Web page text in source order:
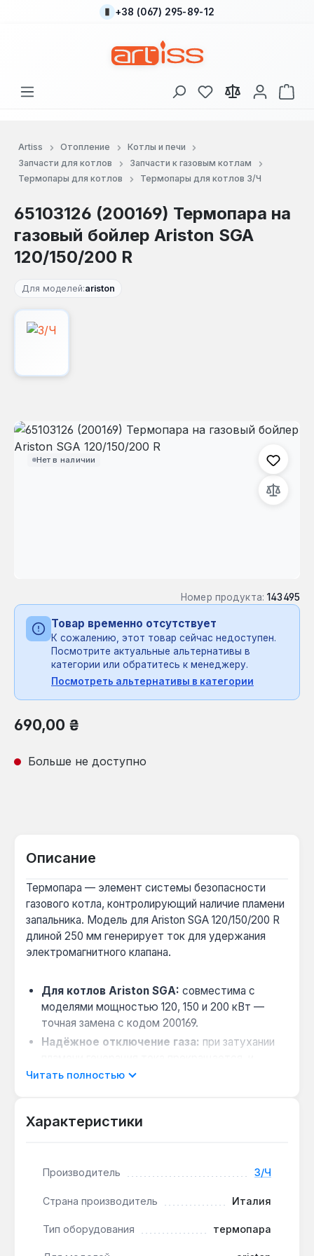
Перейти к основному содержанию
+38 (067) 295-89-12
У вас есть товары
В
Artiss Отопление
Котлы и печи
Запчасти для котлов
Запчасти к газовым котлам
Термопары для котлов
Термопары для котлов З/Ч
65103126 (200169) Термопара на
газовый бойлер Ariston SGA
120/150/200 R
Для моделей:ariston
Нет в наличии
Пропустить галерею изображений
Номер продукта: 143495
Товар временно отсутствует
К сожалению, этот товар сейчас недоступен.
Посмотрите актуальные альтернативы в
категории или обратитесь к менеджеру.
Посмотреть альтернативы в категории
Обычная цена:
690,00 ₴
Больше не доступно
Описание
Термопара — элемент системы безопасности
газового котла, контролирующий наличие пламени
запальника. Модель для Ariston SGA 120/150/200 R
длиной 250 мм генерирует ток для удержания
электромагнитного клапана.
Для котлов Ariston SGA: совместима с
моделями мощностью 120, 150 и 200 кВт —
точная замена с кодом 200169.
Надёжное отключение газа: при затухании
клапан перекрывает подачу газа,
материалы спая двух металлов стойки к
Термопара устанавливается в настенные газовые
запальник не удерживается или пламя гаснет
Читать полностью
Характеристики
Производитель З/Ч
Страна производитель Италия
Тип оборудования термопара